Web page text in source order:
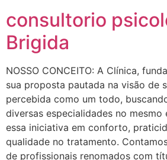
consultorio
Brigida
NOSSO CONCEITO: A Clínica,
sua proposta pautada na visão de
percebida como um todo,
diversas especialidades no
essa iniciativa em conforto,
qualidade no tratamento.
de profissionais renomados com